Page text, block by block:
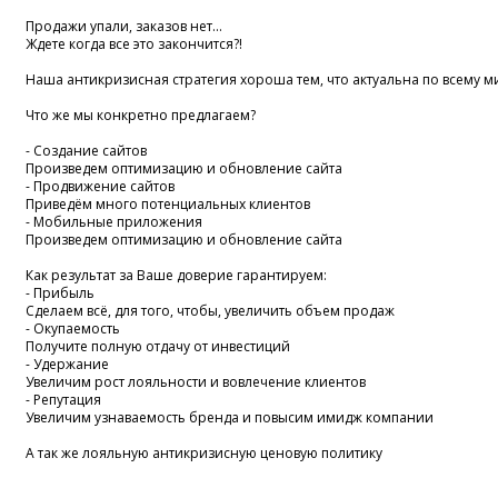
Продажи упали, заказов нет...
Ждете когда все это закончится?!
Наша антикризисная стратегия хороша тем, что актуальна по
Что же мы конкретно предлагаем?
- Создание сайтов
Произведем оптимизацию и обновление сайта
- Продвижение сайтов
Приведём много потенциальных клиентов
- Мобильные приложения
Произведем оптимизацию и обновление сайта
Как результат за Ваше доверие гарантируем:
- Прибыль
Сделаем всё, для того, чтобы, увеличить объем продаж
- Окупаемость
Получите полную отдачу от инвестиций
- Удержание
Увеличим рост лояльности и вовлечение клиентов
- Репутация
Увеличим узнаваемость бренда и повысим имидж компании
А так же лояльную антикризисную ценовую политику